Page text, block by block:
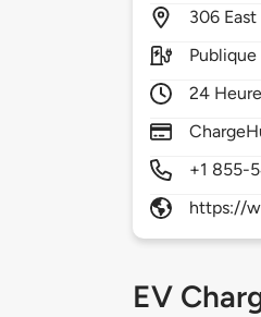
306
Publique
24
+1 855-
https://
EV